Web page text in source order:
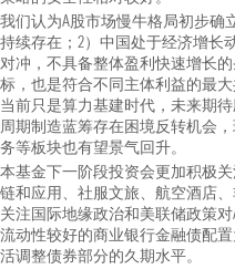
我们认为A股市场慢牛格局初步确
持续存在；2）中国处于经济增长
对冲，不具备整体盈利快速增长
标，也是符合不同主体利益的最
当前只是算力基建时代，未来期
周期制造蓝筹存在困境反转机会
务等板块也有望景气回升。
本基金下一阶段投资会更加积极
链和应用、社服文旅、航空酒店
关注国际地缘政治和美联储政策
流动性较好的商业银行金融债配
活调整债券部分的久期水平。